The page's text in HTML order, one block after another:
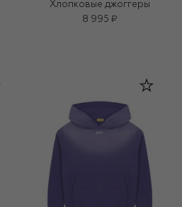
Хлопковые джоггеры
8 995 ₽